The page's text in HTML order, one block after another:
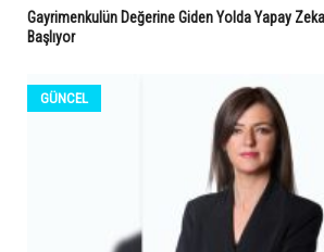
Gayrimenkulün Değerine Giden Yolda Yapay
Başlıyor
GÜNCEL